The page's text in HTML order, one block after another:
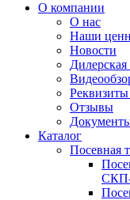
О компании
О нас
Наши
Новости
Дилерская
Отзывы
Каталог
Посевная